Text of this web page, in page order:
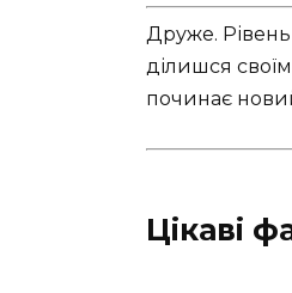
Друже. Рівень
ділишся
починає
Цікаві